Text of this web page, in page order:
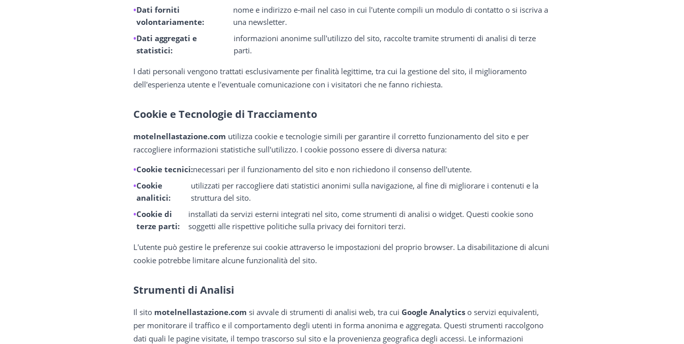
Dati forniti
volontariamente:
nome e indirizzo e-mail nel caso in cui l'utente compili un modulo di contatto o si iscriva a
una newsletter.
Dati aggregati e
statistici:
informazioni anonime sull'utilizzo del sito, raccolte tramite strumenti di analisi di terze
parti.
I dati personali vengono trattati esclusivamente per finalità legittime, tra cui la gestione del sito, il miglioramento
dell'esperienza utente e l'eventuale comunicazione con i visitatori che ne fanno richiesta.
Cookie e Tecnologie di Tracciamento
motelnellastazione.com utilizza cookie e tecnologie simili per garantire il corretto funzionamento del sito e per
raccogliere informazioni statistiche sull'utilizzo. I cookie possono essere di diversa natura:
Cookie tecnici:necessari per il funzionamento del sito e non richiedono il consenso dell'utente.
Cookie
analitici:
utilizzati per raccogliere dati statistici anonimi sulla navigazione, al fine di migliorare i contenuti e la
struttura del sito.
Cookie di
terze parti:
installati da servizi esterni integrati nel sito, come strumenti di analisi o widget. Questi cookie sono
soggetti alle rispettive politiche sulla privacy dei fornitori terzi.
L'utente può gestire le preferenze sui cookie attraverso le impostazioni del proprio browser. La disabilitazione di alcuni
cookie potrebbe limitare alcune funzionalità del sito.
Strumenti di Analisi
Il sito motelnellastazione.com si avvale di strumenti di analisi web, tra cui Google Analytics o servizi equivalenti,
per monitorare il traffico e il comportamento degli utenti in forma anonima e aggregata. Questi strumenti raccolgono
dati quali le pagine visitate, il tempo trascorso sul sito e la provenienza geografica degli accessi. Le informazioni